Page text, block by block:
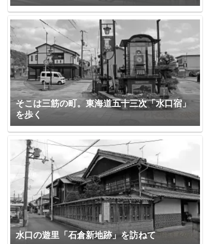
そこは三筋の町。東海道五十三次「水口宿」
を歩く
水口の遊里「石倉新地跡」を訪ねて